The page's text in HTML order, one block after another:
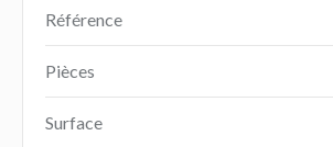
Référence
Pièces
Surface